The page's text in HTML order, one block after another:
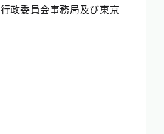
政委員会事務局及び東京